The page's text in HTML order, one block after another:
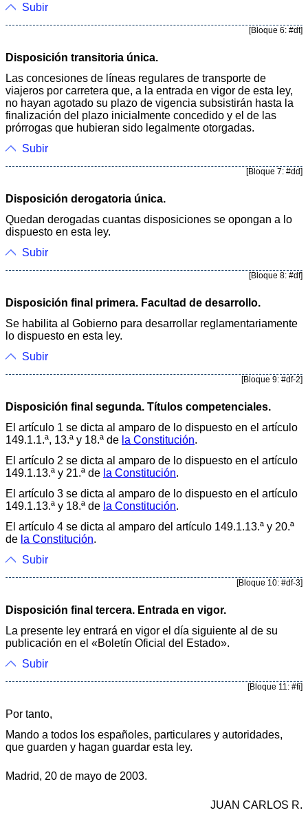
Subir
[Bloque 6: #dt]
Disposición transitoria única.
Las concesiones de líneas regulares de transporte de
viajeros por carretera que, a la entrada en vigor de esta ley,
no hayan agotado su plazo de vigencia subsistirán hasta la
finalización del plazo inicialmente concedido y el de las
prórrogas que hubieran sido legalmente otorgadas.
Subir
[Bloque 7: #dd]
Disposición derogatoria única.
Quedan derogadas cuantas disposiciones se opongan a lo
dispuesto en esta ley.
Subir
[Bloque 8: #df]
Disposición final primera. Facultad de desarrollo.
Se habilita al Gobierno para desarrollar reglamentariamente
lo dispuesto en esta ley.
Subir
[Bloque 9: #df-2]
Disposición final segunda. Títulos competenciales.
El artículo 1 se dicta al amparo de lo dispuesto en el artículo
149.1.1.ª, 13.ª y 18.ª de la Constitución.
El artículo 2 se dicta al amparo de lo dispuesto en el artículo
149.1.13.ª y 21.ª de la Constitución.
El artículo 3 se dicta al amparo de lo dispuesto en el artículo
149.1.13.ª y 18.ª de la Constitución.
El artículo 4 se dicta al amparo del artículo 149.1.13.ª y 20.ª
de la Constitución.
Subir
[Bloque 10: #df-3]
Disposición final tercera. Entrada en vigor.
La presente ley entrará en vigor el día siguiente al de su
publicación en el «Boletín Oficial del Estado».
Subir
[Bloque 11: #fi]
Por tanto,
Mando a todos los españoles, particulares y autoridades,
que guarden y hagan guardar esta ley.
Madrid, 20 de mayo de 2003.
JUAN CARLOS R.